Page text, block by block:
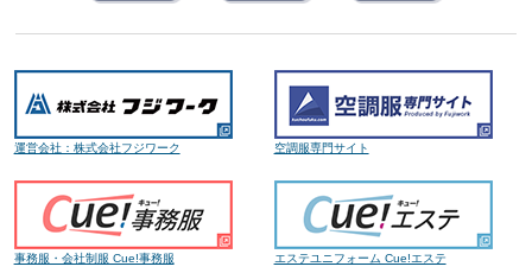
運営会社：株式会社フジワーク 空調服専門サイト
事務服・会社制服 Cue!事務服 エステユニフォーム Cue!エステ